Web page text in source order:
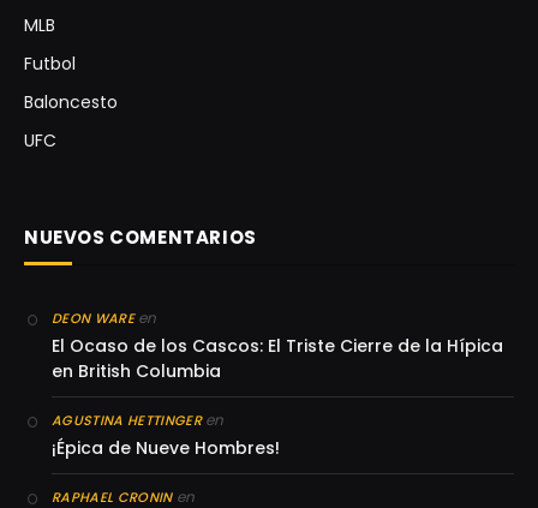
MLB
Futbol
Baloncesto
UFC
NUEVOS COMENTARIOS
DEON WAREen
El Ocaso de los Cascos: El Triste Cierre de la Hípica
en British Columbia
AGUSTINA HETTINGERen
¡Épica de Nueve Hombres!
RAPHAEL CRONINen